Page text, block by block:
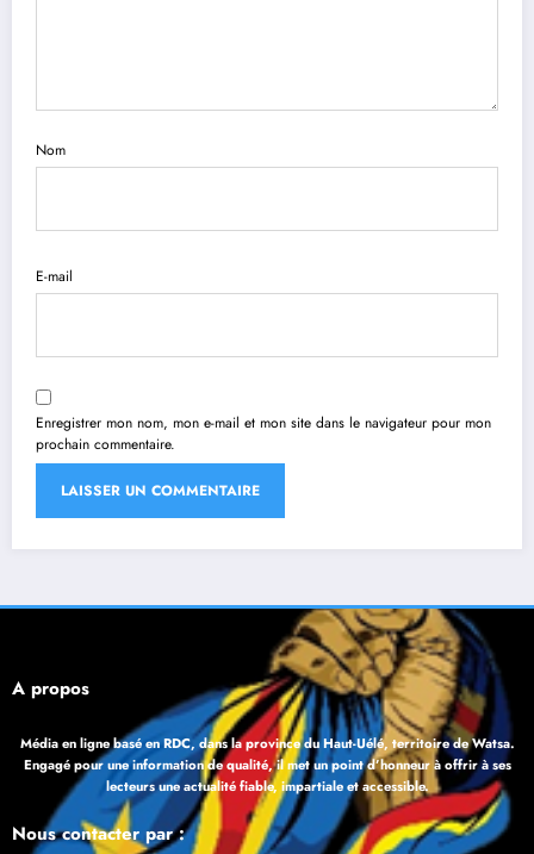
Nom
E-mail
Enregistrer mon nom, mon e-mail et mon site dans le navigateur pour mon
prochain commentaire.
À propos
Média en ligne basé en RDC, dans la province du Haut-Uélé, territoire de Watsa.
Engagé pour une information de qualité, il met un point d’honneur à offrir à ses
lecteurs une actualité fiable, impartiale et accessible.
Nous contacter par :